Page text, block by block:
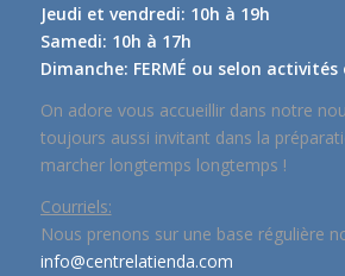
Jeudi et vendredi: 10h à 19h
Samedi: 10h à 17h
Dimanche: FERMÉ ou selon activités
On adore vous accueillir dans notre
toujours aussi invitant dans la
marcher longtemps longtemps !
Courriels:
Nous prenons sur une base régulière
info@centrelatienda.com